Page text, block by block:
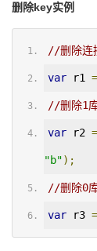
删除key实例
//删除连
var r1 =
//删除1
var r2 =
"b");
//删除0
var r3 =